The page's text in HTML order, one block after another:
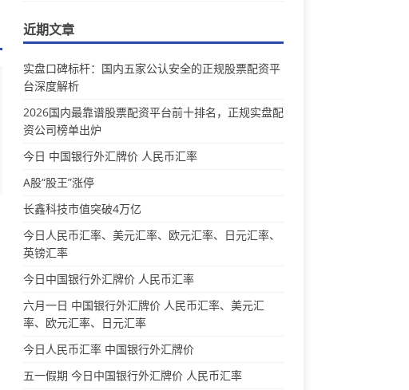
近期文章
实盘口碑标杆：国内五家公认安全的正规股票配资平
台深度解析
2026国内最靠谱股票配资平台前十排名，正规实盘配
资公司榜单出炉
今日 中国银行外汇牌价 人民币汇率
A股“股王”涨停
长鑫科技市值突破4万亿
今日人民币汇率、美元汇率、欧元汇率、日元汇率、
英镑汇率
今日中国银行外汇牌价 人民币汇率
六月一日 中国银行外汇牌价 人民币汇率、美元汇
率、欧元汇率、日元汇率
今日人民币汇率 中国银行外汇牌价
五一假期 今日中国银行外汇牌价 人民币汇率